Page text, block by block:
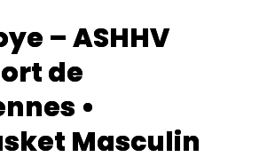
– ASHHV
de
•
Masculin